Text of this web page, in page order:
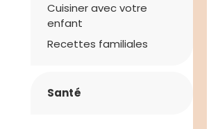
Cuisiner avec votre
enfant
Recettes familiales
Santé